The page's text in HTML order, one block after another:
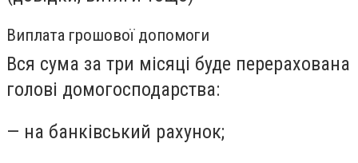
Виплата грошової допомоги
Вся сума за три місяці буде перерахована
голові домогосподарства:
— на банківський рахунок;